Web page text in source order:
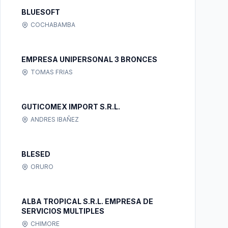
BLUESOFT
COCHABAMBA
EMPRESA UNIPERSONAL 3 BRONCES
TOMAS FRIAS
GUTICOMEX IMPORT S.R.L.
ANDRES IBAÑEZ
BLESED
ORURO
ALBA TROPICAL S.R.L. EMPRESA DE
SERVICIOS MULTIPLES
CHIMORE